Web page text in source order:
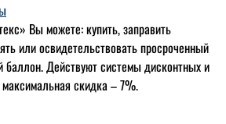
Вы можете: купить, заправить
или освидетельствовать просроченный
баллон. Действуют системы дисконтных и
скидка – 7%.